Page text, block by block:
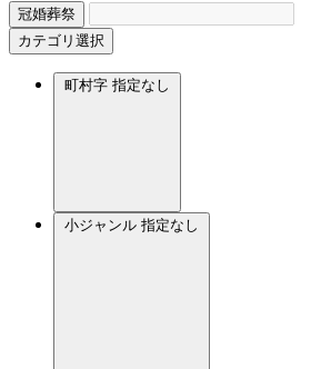
冠婚葬祭
カテゴリ選択
町村字 指定なし
小ジャンル 指定なし